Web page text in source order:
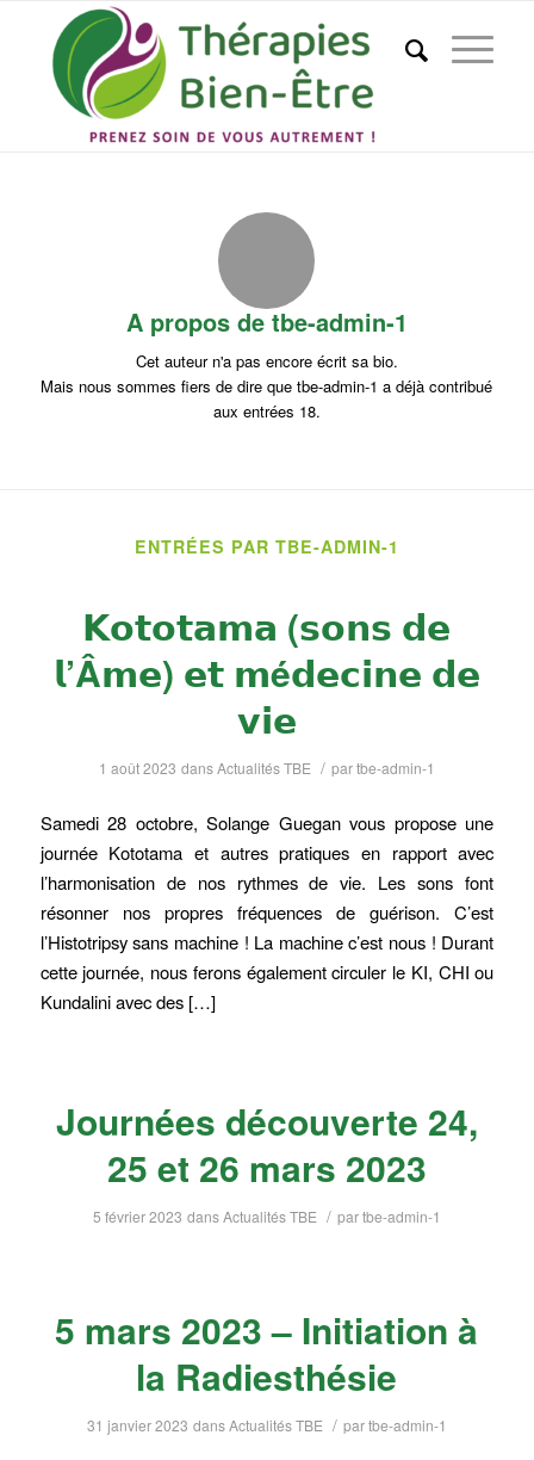
A propos de tbe-admin-1
Cet auteur n'a pas encore écrit sa bio.
Mais nous sommes fiers de dire quetbe-admin-1 a déjà contribué
aux entrées 18.
ENTRÉES PAR TBE-ADMIN-1
𝗞𝗼𝘁𝗼𝘁𝗮𝗺𝗮 (𝘀𝗼𝗻𝘀 𝗱𝗲
𝗹’Â𝗺𝗲) 𝗲𝘁 𝗺é𝗱𝗲𝗰𝗶𝗻𝗲 𝗱𝗲
𝘃𝗶𝗲
1 août 2023 dansActualités TBE / partbe-admin-1
Samedi 28 octobre, Solange Guegan vous propose une
journée Kototama et autres pratiques en rapport avec
l’harmonisation de nos rythmes de vie. Les sons font
résonner nos propres fréquences de guérison. C’est
l’Histotripsy sans machine ! La machine c’est nous ! Durant
cette journée, nous ferons également circuler le KI, CHI ou
Kundalini avec des […]
Journées découverte 24,
25 et 26 mars 2023
5 février 2023 dansActualités TBE / partbe-admin-1
5 mars 2023 – Initiation à
la Radiesthésie
31 janvier 2023 dansActualités TBE / partbe-admin-1